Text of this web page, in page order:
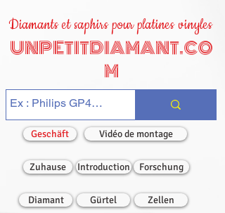
Diamants et saphirs pour platines vinyles
UNPETITDIAMANT.CO
M
Geschäft Vidéo de montage
Zuhause Introduction Forschung
Diamant Gürtel Zellen